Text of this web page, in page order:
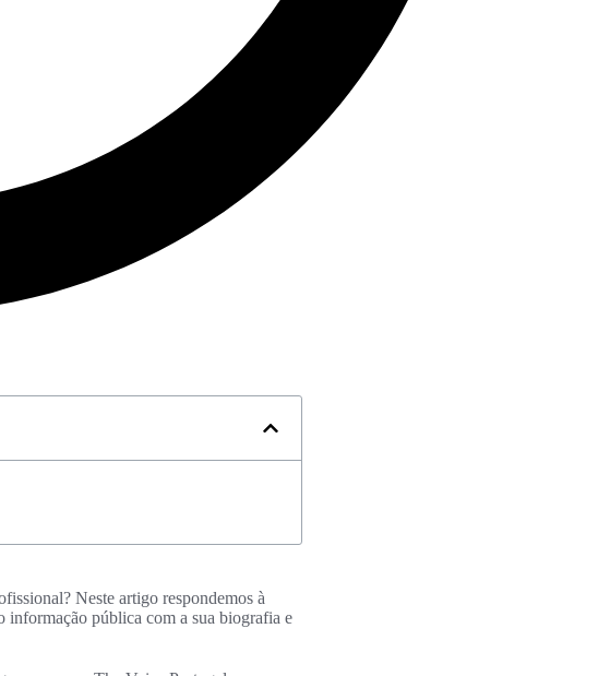
Neste artigo respondemos à
informação pública com a sua biografia e